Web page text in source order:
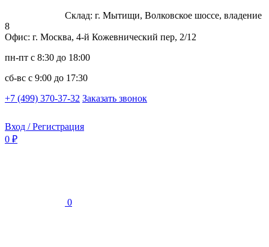
Склад: г. Мытищи, Волковское шоссе, владение
8
Офис: г. Москва, 4-й Кожевнический пер, 2/12
пн-пт с 8:30 до 18:00
сб-вс с 9:00 до 17:30
+7 (499) 370-37-32 Заказать звонок
Вход / Регистрация
0 ₽
0